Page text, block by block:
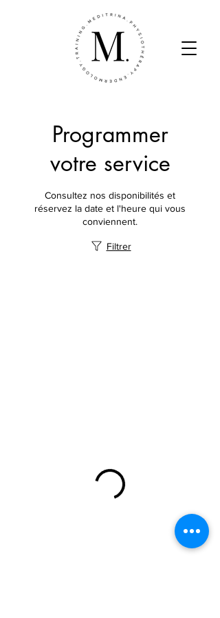
Programmer
votre service
Consultez nos disponibilités et
réservez la date et l'heure qui vous
conviennent.
Filtrer